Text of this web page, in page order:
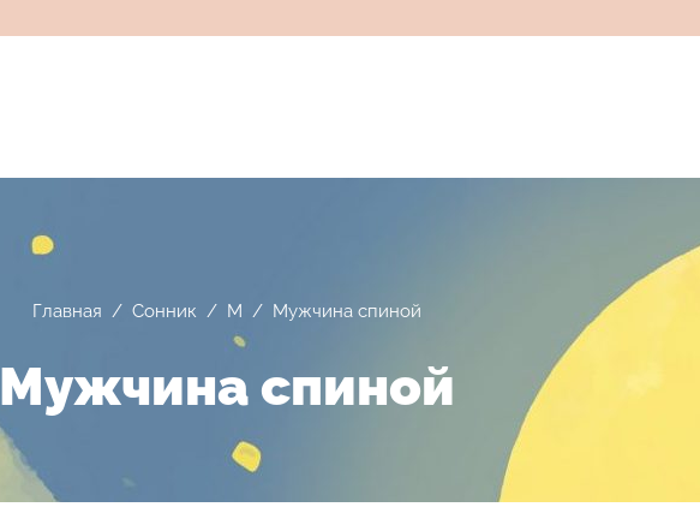
Главная / Сонник / М / Мужчина спиной
Мужчина спиной